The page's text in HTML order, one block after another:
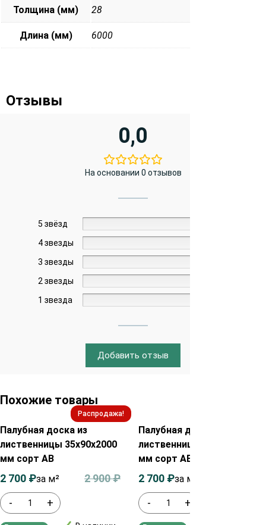
Толщина (мм) 28
Длина (мм) 6000
Отзывы
0,0
На основании 0 отзывов
5 звёзд
4 звезды
3 звезды
2 звезды
1 звезда
Добавить отзыв
Похожие товары
Распродажа!
Палубная доска из
лиственницы 35х90х2000
мм сорт АВ
- +
2 900₽
2 700 ₽за м²
Палубная доска из
лиственницы 35х115х2000
мм сорт АВ
- +
2 700 ₽за м²